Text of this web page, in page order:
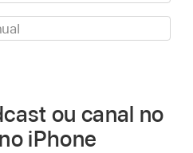
ou canal no
iPhone